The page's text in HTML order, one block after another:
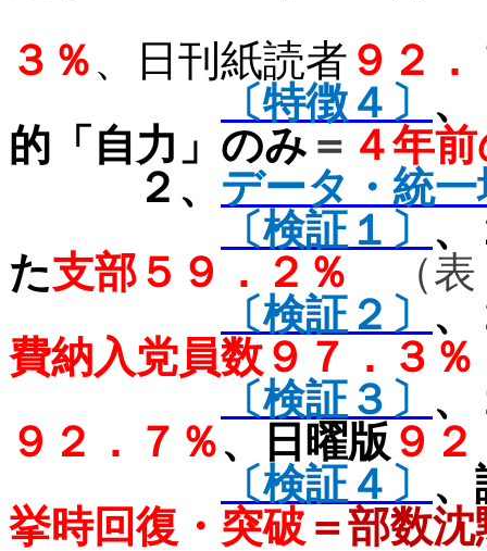
３％、日刊紙読者 ９２
〔特徴４〕
的「自力」のみ ＝ ４年
２、 データ・統
〔検証１〕 、
た支部５９．２％
（
〔検証２〕 、
費納入党員数９７．３
〔検証３〕 、
９２．７％、日曜版 ９
〔検証４〕 、
挙時回復・突破 ＝部数沈